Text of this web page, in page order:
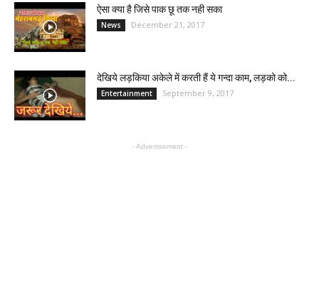
ऐसा क्या है जिसे पाक छू तक नही सका
News December 21, 2017
देखिये लड़किया अकेले में करती हैं ये गन्दा काम, लड़को को...
Entertainment September 9, 2017
- Advertisement -